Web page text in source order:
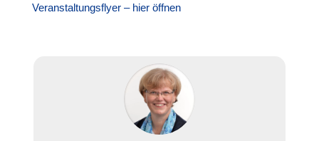
Ver­an­stal­tungs­flyer – hier öffnen